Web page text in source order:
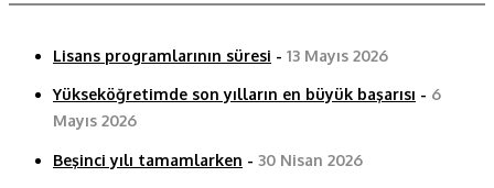
Lisans programlarının süresi - 13 Mayıs 2026
Yükseköğretimde son yılların en büyük başarısı - 6
Mayıs 2026
Beşinci yılı tamamlarken - 30 Nisan 2026